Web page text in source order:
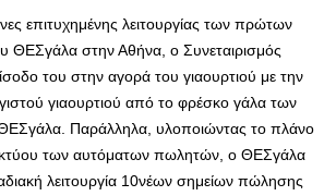
επιτυχημένης λειτουργίας των πρώτων
ΘΕΣγάλα στην Αθήνα, ο Συνεταιρισμός
του στην αγορά του γιαουρτιού με την
γιαουρτιού από το φρέσκο γάλα των
Παράλληλα, υλοποιώντας το πλάνο
των αυτόματων πωλητών, ο ΘΕΣγάλα
λειτουργία 10νέων σημείων πώλησης